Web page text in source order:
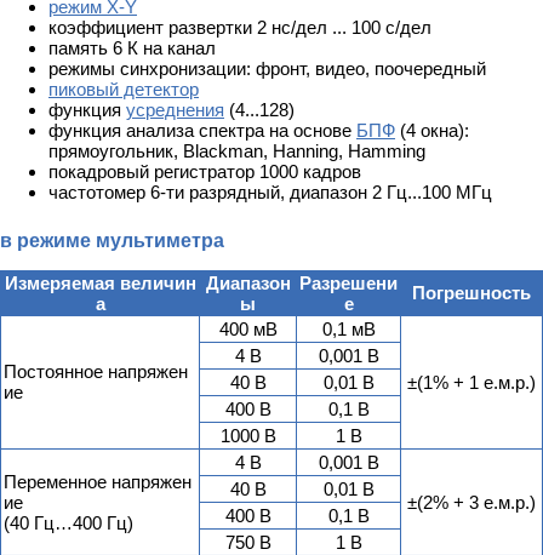
режим X-Y
коэффициент развертки 2 нс/дел ... 100 с/дел
память 6 К на канал
режимы синхронизации: фронт, видео, поочередный
пиковый детектор
функция усреднения (4...128)
функция анализа спектра на основе БПФ (4 окна):
прямоугольник, Blackman, Hanning, Hamming
покадровый регистратор 1000 кадров
частотомер 6-ти разрядный, диапазон 2 Гц...100 МГц
в режиме мультиметра
Измеряемая величин
а
Диапазон
ы
Разрешени
е
Погрешность
Постоянное напряжен
ие
400 мВ 0,1 мВ
±(1% + 1 е.м.р.)
4 В
0,001 В
40 В
0,01 В
400 В
0,1 В
1000 В
1 В
Переменное напряжен
ие
(40 Гц…400 Гц)
4 В
0,001 В
±(2% + 3 е.м.р.)
40 В
0,01 В
400 В
0,1 В
750 В
1 В